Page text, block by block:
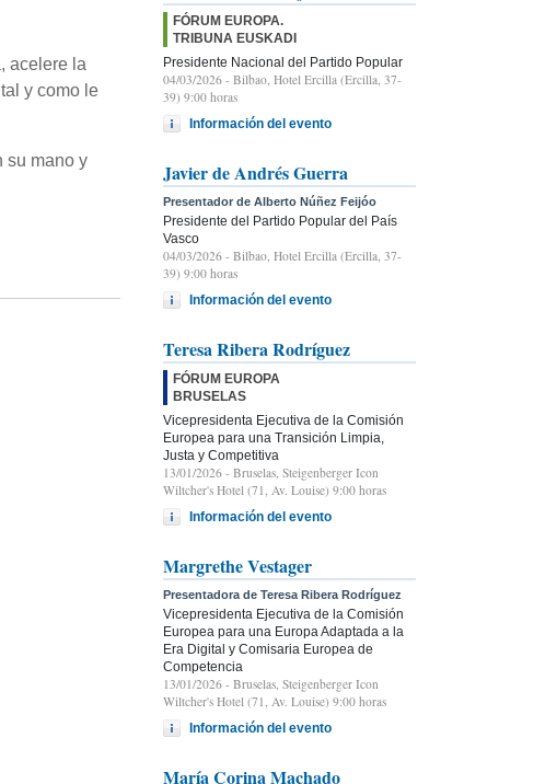
acelere la
y como le
su mano y
FÓRUM EUROPA.
TRIBUNA EUSKADI
Presidente Nacional del Partido Popular
04/03/2026 - Bilbao, Hotel Ercilla (Ercilla, 37-
39) 9:00 horas
Información del evento
Javier de Andrés Guerra
Presentador de Alberto Núñez Feijóo
Presidente del Partido Popular del País
Vasco
04/03/2026 - Bilbao, Hotel Ercilla (Ercilla, 37-
39) 9:00 horas
Información del evento
Teresa Ribera Rodríguez
FÓRUM EUROPA
BRUSELAS
Vicepresidenta Ejecutiva de la Comisión
Europea para una Transición Limpia,
Justa y Competitiva
13/01/2026 - Bruselas, Steigenberger Icon
Wiltcher's Hotel (71, Av. Louise) 9:00 horas
Información del evento
Margrethe Vestager
Presentadora de Teresa Ribera Rodríguez
Vicepresidenta Ejecutiva de la Comisión
Europea para una Europa Adaptada a la
Era Digital y Comisaria Europea de
Competencia
13/01/2026 - Bruselas, Steigenberger Icon
Wiltcher's Hotel (71, Av. Louise) 9:00 horas
Información del evento
María Corina Machado